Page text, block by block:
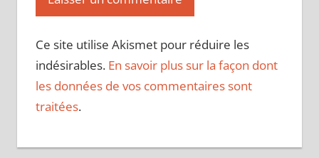
Ce site utilise Akismet pour réduire les
indésirables. En savoir plus sur la façon dont
les données de vos commentaires sont
traitées.